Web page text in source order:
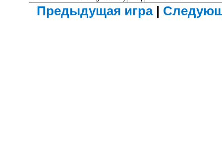
Предыдущая игра|